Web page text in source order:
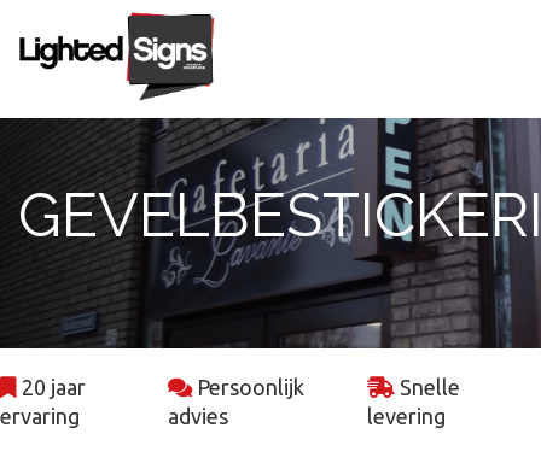
Gevelreclame
Box letters
Led frames
Freesletters
Projecten
20 jaar
ervaring
Persoonlijk
advies
Snelle
levering